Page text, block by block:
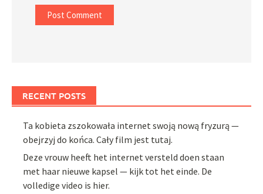
RECENT POSTS
Ta kobieta zszokowała internet swoją nową fryzurą —
obejrzyj do końca. Cały film jest tutaj.
Deze vrouw heeft het internet versteld doen staan
met haar nieuwe kapsel — kijk tot het einde. De
volledige video is hier.